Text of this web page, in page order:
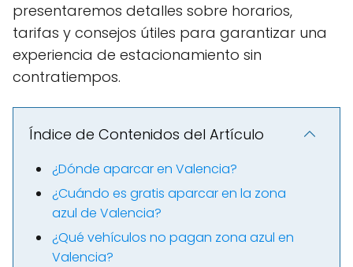
presentaremos detalles sobre horarios,
tarifas y consejos útiles para garantizar una
experiencia de estacionamiento sin
contratiempos.
Índice de Contenidos del Artículo
¿Dónde aparcar en Valencia?
¿Cuándo es gratis aparcar en la zona
azul de Valencia?
¿Qué vehículos no pagan zona azul en
Valencia?